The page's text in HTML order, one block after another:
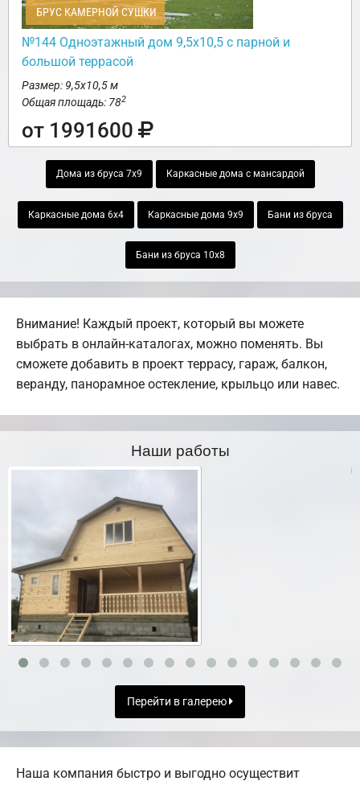
БРУС КАМЕРНОЙ СУШКИ
№144 Одноэтажный дом 9,5х10,5 с парной и
большой террасой
Размер: 9,5х10,5 м
Общая площадь: 782
от 1991600
Дома из бруса 7х9 Каркасные дома с мансардой
Каркасные дома 6х4 Каркасные дома 9х9 Бани из бруса
Бани из бруса 10х8
Внимание! Каждый проект, который вы можете
выбрать в онлайн-каталогах, можно поменять. Вы
сможете добавить в проект террасу, гараж, балкон,
веранду, панорамное остекление, крыльцо или навес.
Наши работы
Перейти в галерею
Наша компания быстро и выгодно осуществит